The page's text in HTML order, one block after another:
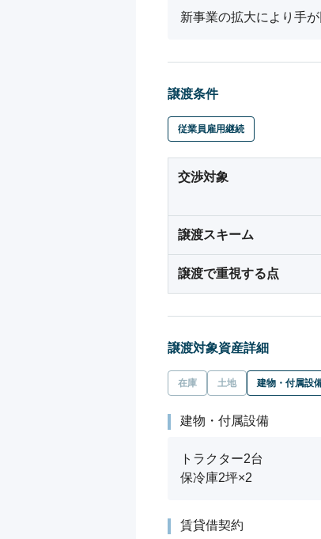
新事業の拡大により手
譲渡条件
従業員雇用継続
交渉対象
譲渡スキーム
譲渡で重視する点
譲渡対象資産詳細
在庫 土地 建物・付属設
建物・付属設備
トラクター2台
保冷庫2坪×2
賃貸借契約